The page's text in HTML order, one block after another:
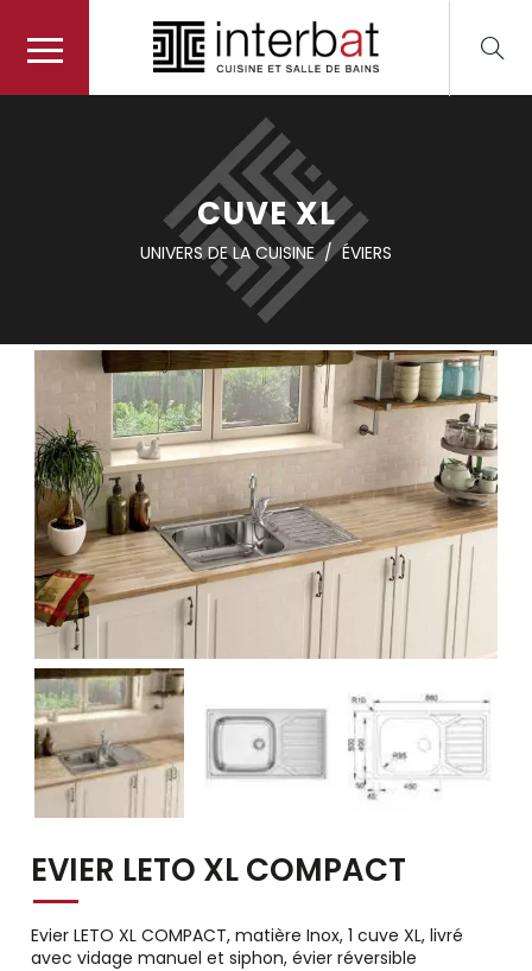
CUVE XL
UNIVERS DE LA CUISINE/ÉVIERS
EVIER LETO XL COMPACT
Evier LETO XL COMPACT, matière Inox, 1 cuve XL, livré
avec vidage manuel et siphon, évier réversible